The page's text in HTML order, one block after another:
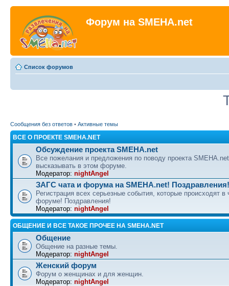
Форум на SMEHA.net
Список форумов
Сообщения без ответов • Активные темы
ВСЕ О ПРОЕКТЕ SMEHA.NET
Обсуждение проекта SMEHA.net
Все пожелания и предложения по поводу проекта
высказывать в этом форуме.
Модератор: nightAngel
ЗАГС чата и форума на SMEHA.net! Поздравления!
Регистрация всех серьезные события, которые происходят в
форуме! Поздравления!
Модератор: nightAngel
ОБЩЕНИЕ И ВСЕ ТАКОЕ ПРОЧЕЕ НА SMEHA.NET
Общение
Общение на разные темы.
Модератор: nightAngel
Женский форум
Форум о женщинах и для женщин.
Модератор: nightAngel